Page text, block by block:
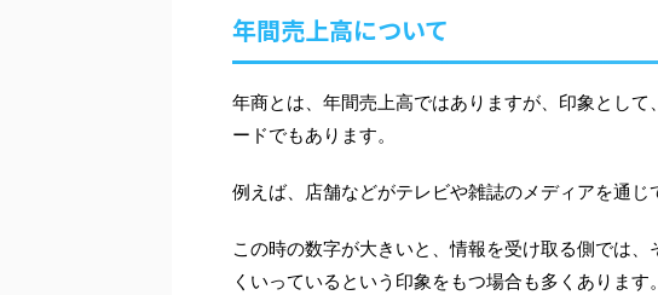
年間売上高について
年商とは、年間売上高ではありますが、印象とし
ードでもあります。
例えば、店舗などがテレビや雑誌のメディアを通じ
この時の数字が大きいと、情報を受け取る側では
くいっているという印象をもつ場合も多くあります。